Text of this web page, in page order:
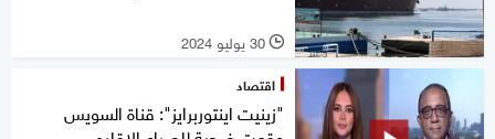
l 30 يوليو 2024
اقتصاد
"زينيت اينتوربرايز": قناة السويس